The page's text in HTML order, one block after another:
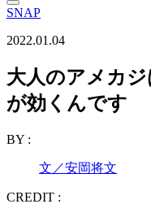
SNAP
2022.01.04
大人のアメカ
が効くんです
BY :
文／安岡将文
CREDIT :